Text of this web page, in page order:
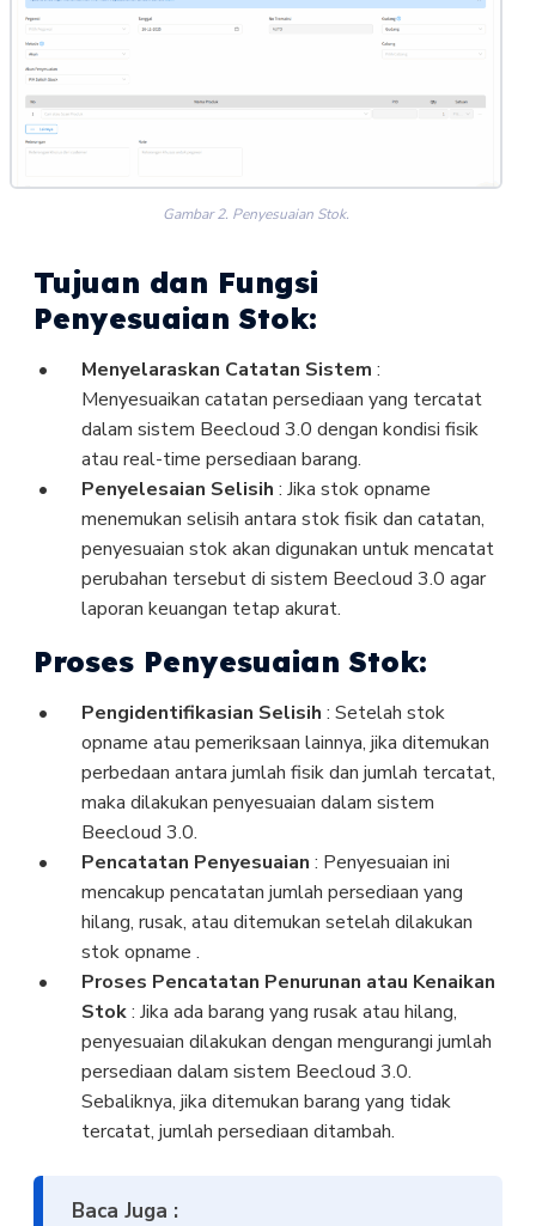
Gambar 2. Penyesuaian Stok.
Tujuan dan Fungsi
Penyesuaian Stok:
Menyelaraskan Catatan Sistem :
Menyesuaikan catatan persediaan yang tercatat
dalam sistem Beecloud 3.0 dengan kondisi fisik
atau real-time persediaan barang.
Penyelesaian Selisih : Jika stok opname
menemukan selisih antara stok fisik dan catatan,
penyesuaian stok akan digunakan untuk mencatat
perubahan tersebut di sistem Beecloud 3.0 agar
laporan keuangan tetap akurat.
Proses Penyesuaian Stok:
Pengidentifikasian Selisih : Setelah stok
opname atau pemeriksaan lainnya, jika ditemukan
perbedaan antara jumlah fisik dan jumlah tercatat,
maka dilakukan penyesuaian dalam sistem
Beecloud 3.0.
Pencatatan Penyesuaian : Penyesuaian ini
mencakup pencatatan jumlah persediaan yang
hilang, rusak, atau ditemukan setelah dilakukan
stok opname .
Proses Pencatatan Penurunan atau Kenaikan
Stok: Jika ada barang yang rusak atau hilang,
penyesuaian dilakukan dengan mengurangi jumlah
persediaan dalam sistem Beecloud 3.0.
Sebaliknya, jika ditemukan barang yang tidak
tercatat, jumlah persediaan ditambah.
Baca Juga :